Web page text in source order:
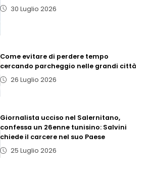
30 Luglio 2026
Come evitare di perdere tempo
cercando parcheggio nelle grandi città
26 Luglio 2026
Giornalista ucciso nel Salernitano,
confessa un 26enne tunisino: Salvini
chiede il carcere nel suo Paese
25 Luglio 2026